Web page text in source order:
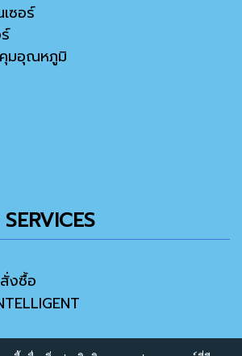
ซอร์
คุมอุณหภูมิ
งซื้อ